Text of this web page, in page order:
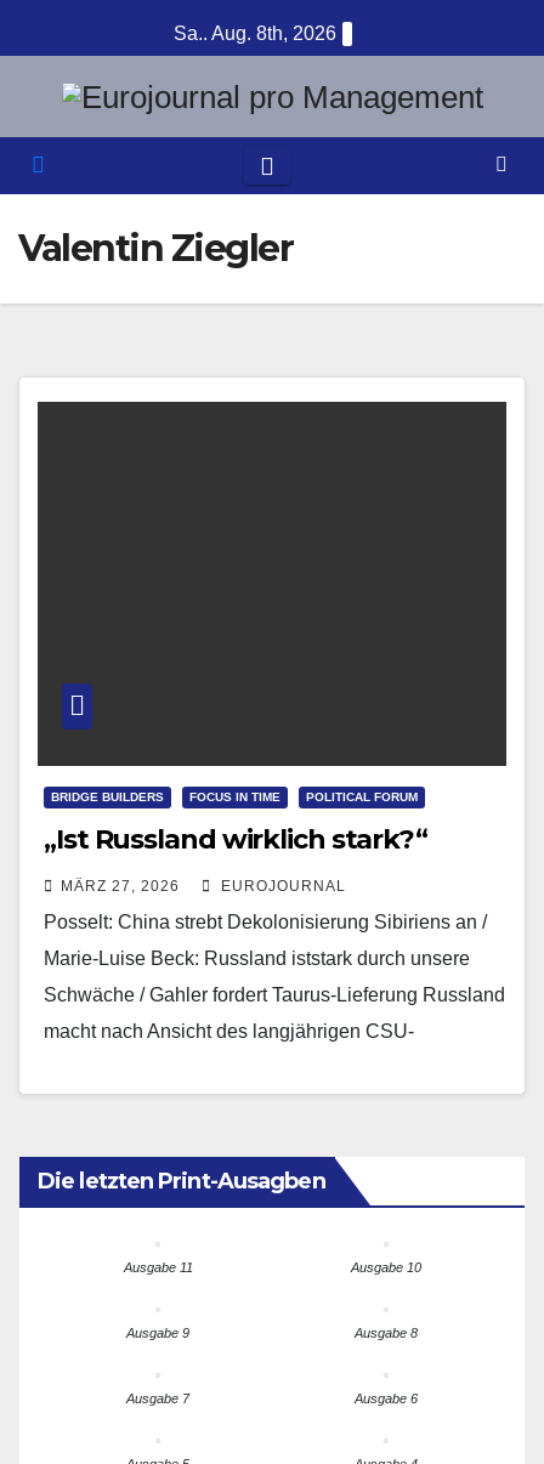
Inhalt
springen
Sa.. Aug. 8th, 2026
Valentin Ziegler
BRIDGE BUILDERS FOCUS IN TIME POLITICAL FORUM
„Ist Russland wirklich stark?“
MÄRZ 27, 2026 EUROJOURNAL
Posselt: China strebt Dekolonisierung Sibiriens an /
Marie-Luise Beck: Russland iststark durch unsere
Schwäche / Gahler fordert Taurus-Lieferung Russland
macht nach Ansicht des langjährigen CSU-
Die letzten Print-Ausagben
Ausgabe 11 Ausgabe 10
Ausgabe 9 Ausgabe 8
Ausgabe 7 Ausgabe 6